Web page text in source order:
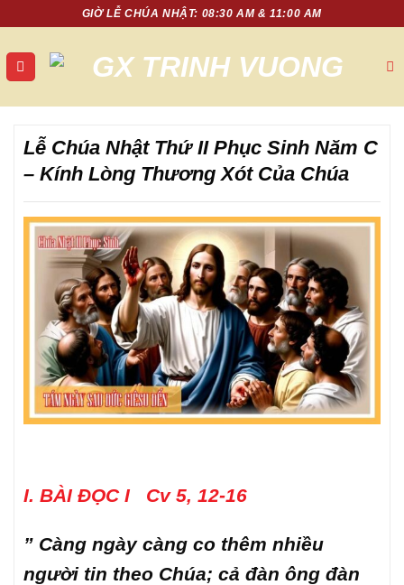
nội
dung
GIỜ LỄ CHÚA NHẬT: 08:30 AM & 11:00 AM
Lễ Chúa Nhật Thứ II Phục Sinh Năm C
– Kính Lòng Thương Xót Của Chúa
I. BÀI ĐỌC I Cv 5, 12-16
” Càng ngày càng co thêm nhiều
người tin theo Chúa; cả đàn ông đàn